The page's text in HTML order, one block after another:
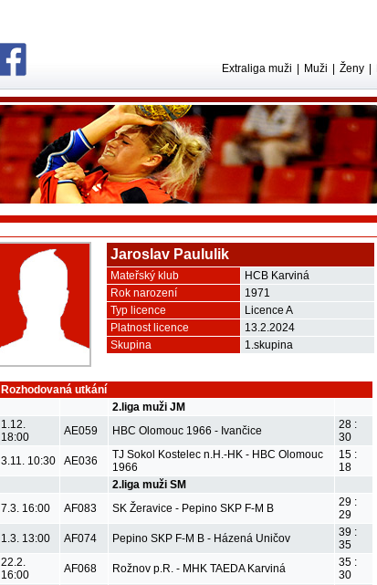
Extraliga muži Muži Ženy
Jaroslav Paululik
Mateřský klub
HCB Karviná
Rok narození
1971
Typ licence
Licence A
Platnost licence
13.2.2024
Skupina
1.skupina
Rozhodovaná utkání
2.liga muži JM
1.12.
18:00
AE059 HBC Olomouc 1966 - Ivančice
28 :
30
3.11. 10:30
AE036
TJ Sokol Kostelec n.H.-HK - HBC Olomouc
1966
15 :
18
2.liga muži SM
7.3. 16:00
AF083 SK Žeravice - Pepino SKP F-M B
29 :
29
1.3. 13:00
AF074 Pepino SKP F-M B - Házená Uničov
39 :
35
22.2.
16:00
AF068 Rožnov p.R. - MHK TAEDA Karviná
35 :
30